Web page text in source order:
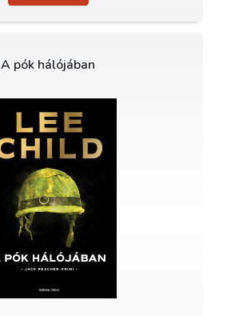
A pók hálójában